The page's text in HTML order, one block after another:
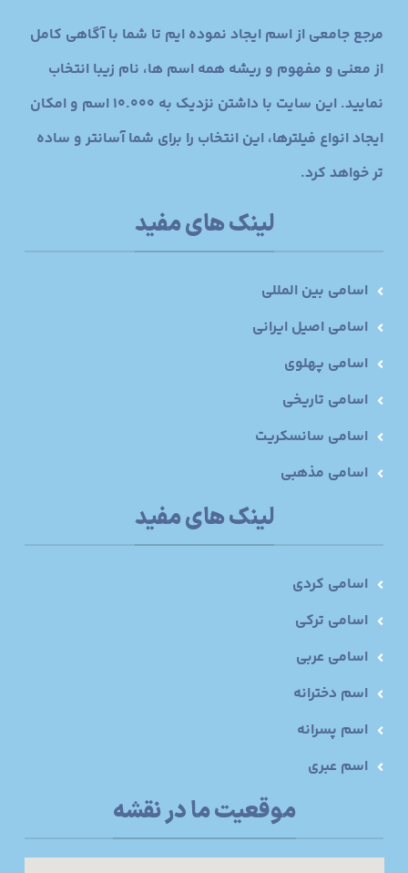
مرجع جامعی از اسم ایجاد نموده ایم تا شما با آگاهی کامل
از معنی و مفهوم و ریشه همه اسم ها، نام زیبا انتخاب
نمایید. این سایت با داشتن نزدیک به 10.000 اسم و امکان
ایجاد انواع فیلترها، این انتخاب را برای شما آسانتر و ساده
تر خواهد کرد.
لینک های مفید
اسامی بین المللی
اسامی اصیل ایرانی
اسامی پهلوی
اسامی تاریخی
اسامی سانسکریت
اسامی مذهبی
لینک های مفید
اسامی کردی
اسامی ترکی
اسامی عربی
اسم دخترانه
اسم پسرانه
اسم عبری
موقعیت ما در نقشه